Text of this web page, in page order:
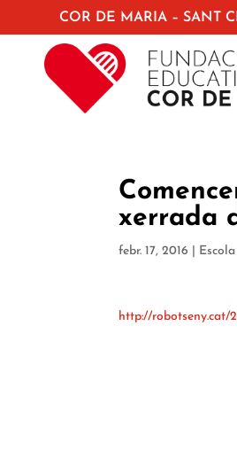
COR DE MARIA – SANT
xerrada
febr. 17, 2016 Escola
http://robotseny.cat/